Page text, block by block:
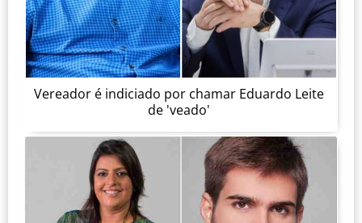
Vereador é indiciado por chamar Eduardo Leite
de 'veado'